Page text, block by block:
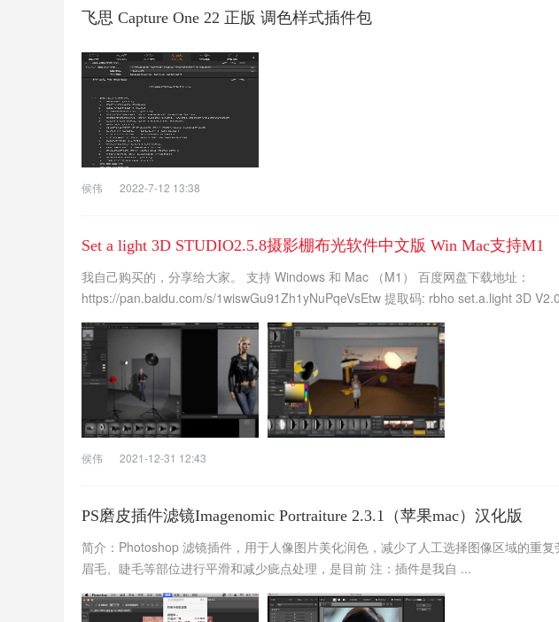
飞思 Capture One 22 正版 调色样式插件包
侯伟 2022-7-12 13:38
Set a light 3D STUDIO2.5.8摄影棚布光软件中文版 Win Mac支持M1
我自己购买的，分享给大家。 支持 Windows 和 Mac （M1） 百度网盘下载地址：
https://pan.baidu.com/s/1wiswGu91Zh1yNuPqeVsEtw 提取码: rbho set.a.light 3D
侯伟 2021-12-31 12:43
PS磨皮插件滤镜Imagenomic Portraiture 2.3.1（苹果mac）汉化版
简介：Photoshop 滤镜插件，用于人像图片美化润色，减少了人工选择图像区域的重复
眉毛、睫毛等部位进行平滑和减少疵点处理，是目前 注：插件是我自 ...